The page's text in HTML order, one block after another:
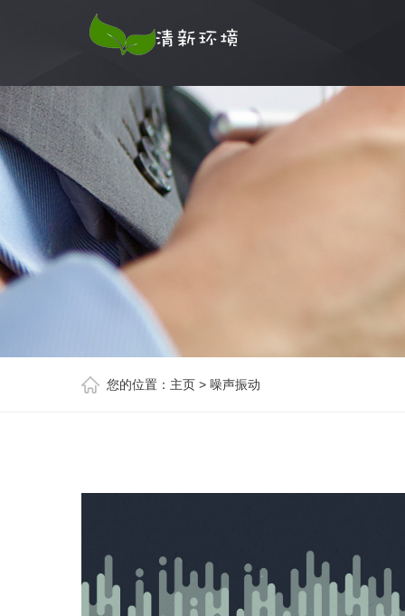
您的位置： 主页 > 噪声振动